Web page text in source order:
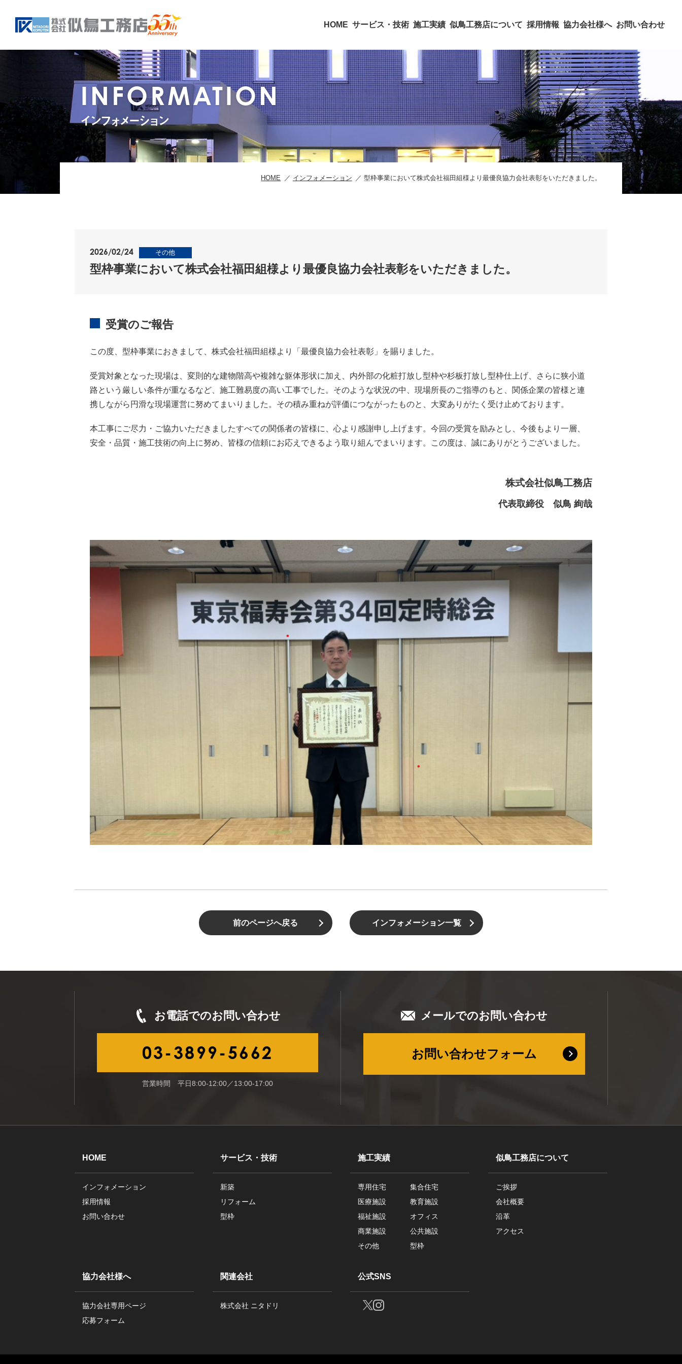
HOME サービス・技術 施工実績 似鳥工務店について 採用情報 協力会社様へ お問い合わせ
INFORMATION
インフォメーション
HOME インフォメーション 型枠事業において株式会社福田組様より最優良協力会社表彰をいただきました。
2026/02/24 その他
型枠事業において株式会社福田組様より最優良協力会社表彰をいただきました。
受賞のご報告
この度、型枠事業におきまして、 株式会社福田組様より「最優良協力会社表彰」を賜りました。
受賞対象となった現場は、変則的な建物階高や複雑な躯体形状に加え、内外部の化粧打放し型枠や杉板打放し型枠仕上げ、さらに狭小道
路という厳しい条件が重なるなど、施工難易度の高い工事でした。そのような状況の中、現場所長のご指導のもと、関係企業の皆様と連
携しながら円滑な現場運営に努めてまいりました。その積み重ねが評価につながったものと、大変ありがたく受け止めております。
本工事にご尽力・ご協力いただきましたすべての関係者の皆様に、心より感謝申し上げます。今回の受賞を励みとし、今後もより一層、
安全・品質・施工技術の向上に努め、皆様の信頼にお応えできるよう取り組んでまいります。この度は、誠にありがとうございました。
株式会社似鳥工務店
代表取締役 似鳥 絢哉
前のページへ戻る インフォメーション一覧
お電話でのお問い合わせ
03-3899-5662
営業時間 平日8:00-12:00／13:00-17:00
メールでのお問い合わせ
お問い合わせフォーム
HOME
インフォメーション
採用情報
お問い合わせ
サービス・技術
新築
リフォーム
型枠
施工実績
専用住宅
集合住宅
医療施設
教育施設
福祉施設
オフィス
商業施設
公共施設
その他
型枠
似鳥工務店について
ご挨拶
会社概要
沿革
アクセス
協力会社様へ
協力会社専用ページ
応募フォーム
関連会社
株式会社 ニタドリ
公式SNS